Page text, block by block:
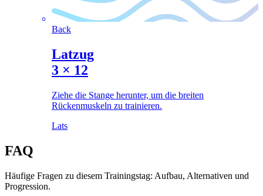
Back
Latzug
3 × 12
Ziehe die Stange herunter, um die breiten
Rückenmuskeln zu trainieren.
Lats
FAQ
Häufige Fragen zu diesem Trainingstag: Aufbau, Alternativen und
Progression.